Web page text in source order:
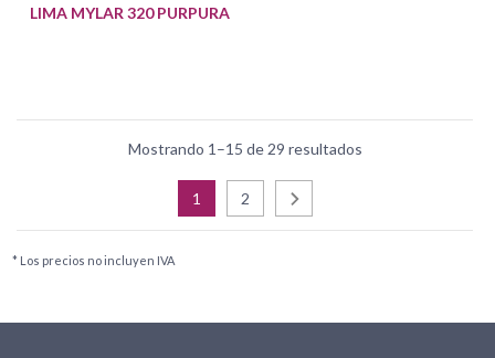
LIMA MYLAR 320 PURPURA
Mostrando 1–15 de 29 resultados
1 2
* Los precios no incluyen IVA